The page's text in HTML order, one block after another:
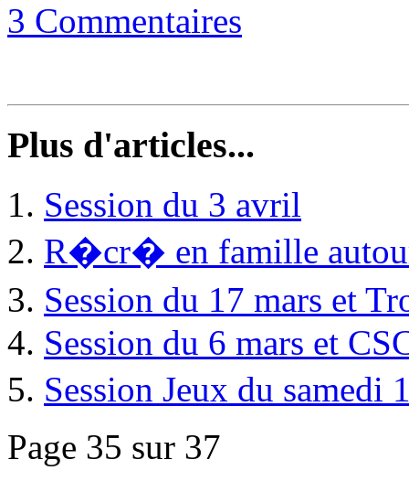
3 Commentaires
Plus d'articles...
Session du 3 avril
R�cr� en famille
Session du 17 mars et
Session du 6 mars et
Session Jeux du
Page 35 sur 37